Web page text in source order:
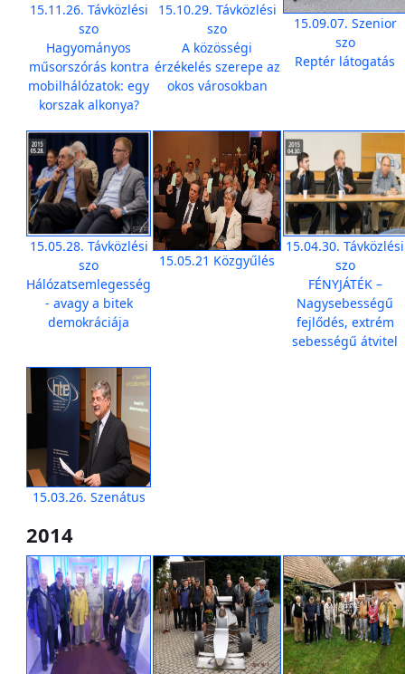
15.11.26. Távközlési
szo
Hagyományos
műsorszórás kontra
mobilhálózatok: egy
korszak alkonya?
15.10.29. Távközlési
szo
A közösségi
érzékelés szerepe az
okos városokban
15.09.07. Szenior
szo
Reptér látogatás
15.05.28. Távközlési
szo
Hálózatsemlegesség
- avagy a bitek
demokráciája
15.05.21 Közgyűlés
15.04.30. Távközlési
szo
FÉNYJÁTÉK –
Nagysebességű
fejlődés, extrém
sebességű átvitel
15.03.26. Szenátus
2014